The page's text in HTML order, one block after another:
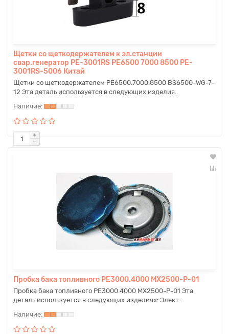
Щетки со щеткодержателем к эл.станции
свар.генератор PE-3001RS PE6500 7000 8500 PE-
3001RS-5006 Китай
Щетки со щеткодержателем PE6500.7000.8500 BS6500-WG-7-
12 Эта деталь используется в следующих изделия..
Пробка бака топливного PE3000.4000 MX2500-P-01
Пробка бака топливного PE3000.4000 MX2500-P-01 Эта
деталь используется в следующих изделиях: Элект..